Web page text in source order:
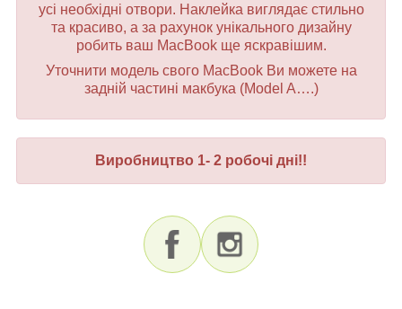
усі необхідні отвори. Наклейка виглядає стильно
та красиво, а за рахунок унікального дизайну
робить ваш MacBook ще яскравішим.
Уточнити модель свого MacBook Ви можете на
задній частині макбука (Model A….)
Виробництво 1- 2 робочі дні!!